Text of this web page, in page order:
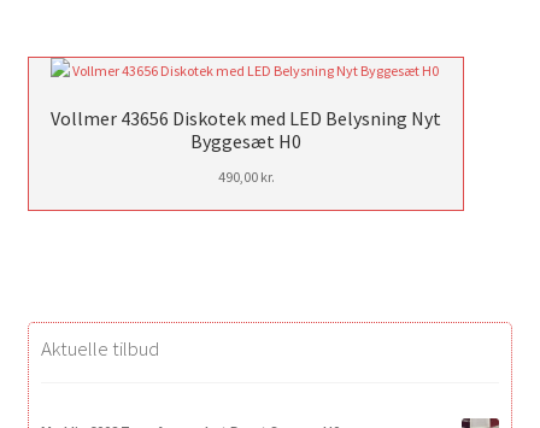
95,00 kr.. 66,00 kr..
Vollmer 43656 Diskotek med LED Belysning Nyt
Byggesæt H0
490,00 kr.
Aktuelle tilbud